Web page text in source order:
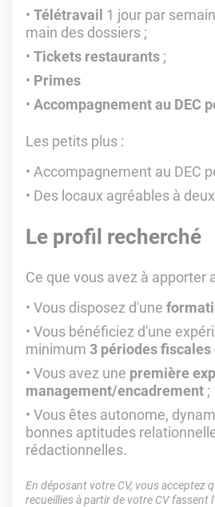
Télétravail 1 jour par
main des dossiers ;
Tickets restaurants ;
Primes
Accompagnement au DEC
Les petits plus :
Accompagnement au DEC
Des locaux agréables à
Le profil recherché
Ce que vous avez à apporter
Vous disposez d'une
Vous bénéficiez d'une
minimum 3 périodes fiscales
Vous avez une première
management/encadrement ;
Vous êtes autonome,
bonnes aptitudes
rédactionnelles.
En déposant votre CV, vous acceptez
recueillies à partir de votre CV fassent